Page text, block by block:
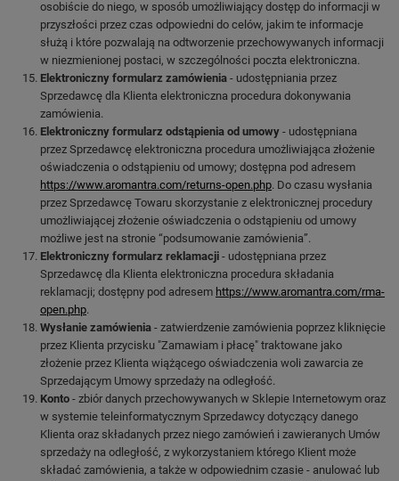
osobiście do niego, w sposób umożliwiający dostęp do informacji w
przyszłości przez czas odpowiedni do celów, jakim te informacje
służą i które pozwalają na odtworzenie przechowywanych informacji
w niezmienionej postaci, w szczególności poczta elektroniczna.
Elektroniczny formularz zamówienia - udostępniania przez
Sprzedawcę dla Klienta elektroniczna procedura dokonywania
zamówienia.
Elektroniczny formularz odstąpienia od umowy - udostępniana
przez Sprzedawcę elektroniczna procedura umożliwiająca złożenie
oświadczenia o odstąpieniu od umowy; dostępna pod adresem
https://www.aromantra.com/returns-open.php. Do czasu wysłania
przez Sprzedawcę Towaru skorzystanie z elektronicznej procedury
umożliwiającej złożenie oświadczenia o odstąpieniu od umowy
możliwe jest na stronie “podsumowanie zamówienia”.
Elektroniczny formularz reklamacji - udostępniana przez
Sprzedawcę dla Klienta elektroniczna procedura składania
reklamacji; dostępny pod adresem https://www.aromantra.com/rma-
open.php.
Wysłanie zamówienia - zatwierdzenie zamówienia poprzez kliknięcie
przez Klienta przycisku "Zamawiam i płacę" traktowane jako
złożenie przez Klienta wiążącego oświadczenia woli zawarcia ze
Sprzedającym Umowy sprzedaży na odległość.
Konto - zbiór danych przechowywanych w Sklepie Internetowym oraz
w systemie teleinformatycznym Sprzedawcy dotyczący danego
Klienta oraz składanych przez niego zamówień i zawieranych Umów
sprzedaży na odległość, z wykorzystaniem którego Klient może
składać zamówienia, a także w odpowiednim czasie - anulować lub